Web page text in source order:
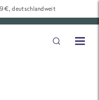
deutschlandweit